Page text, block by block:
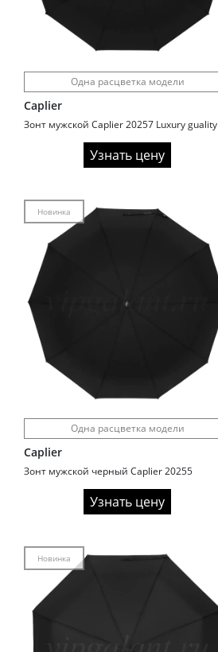
Одна расцветка модели
Caplier
Зонт мужской Caplier 20257 Luxury guality
Узнать цену
Новинка
Одна расцветка модели
Caplier
Зонт мужской черный Caplier 20255
Узнать цену
Новинка